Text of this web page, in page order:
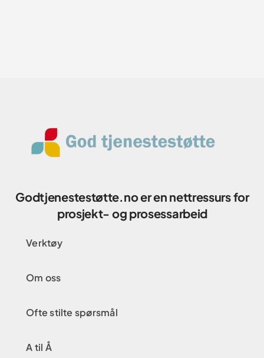
Godtjenestestøtte.no er en nettressurs for
prosjekt- og prosessarbeid
Verktøy
Om oss
Ofte stilte spørsmål
A til Å